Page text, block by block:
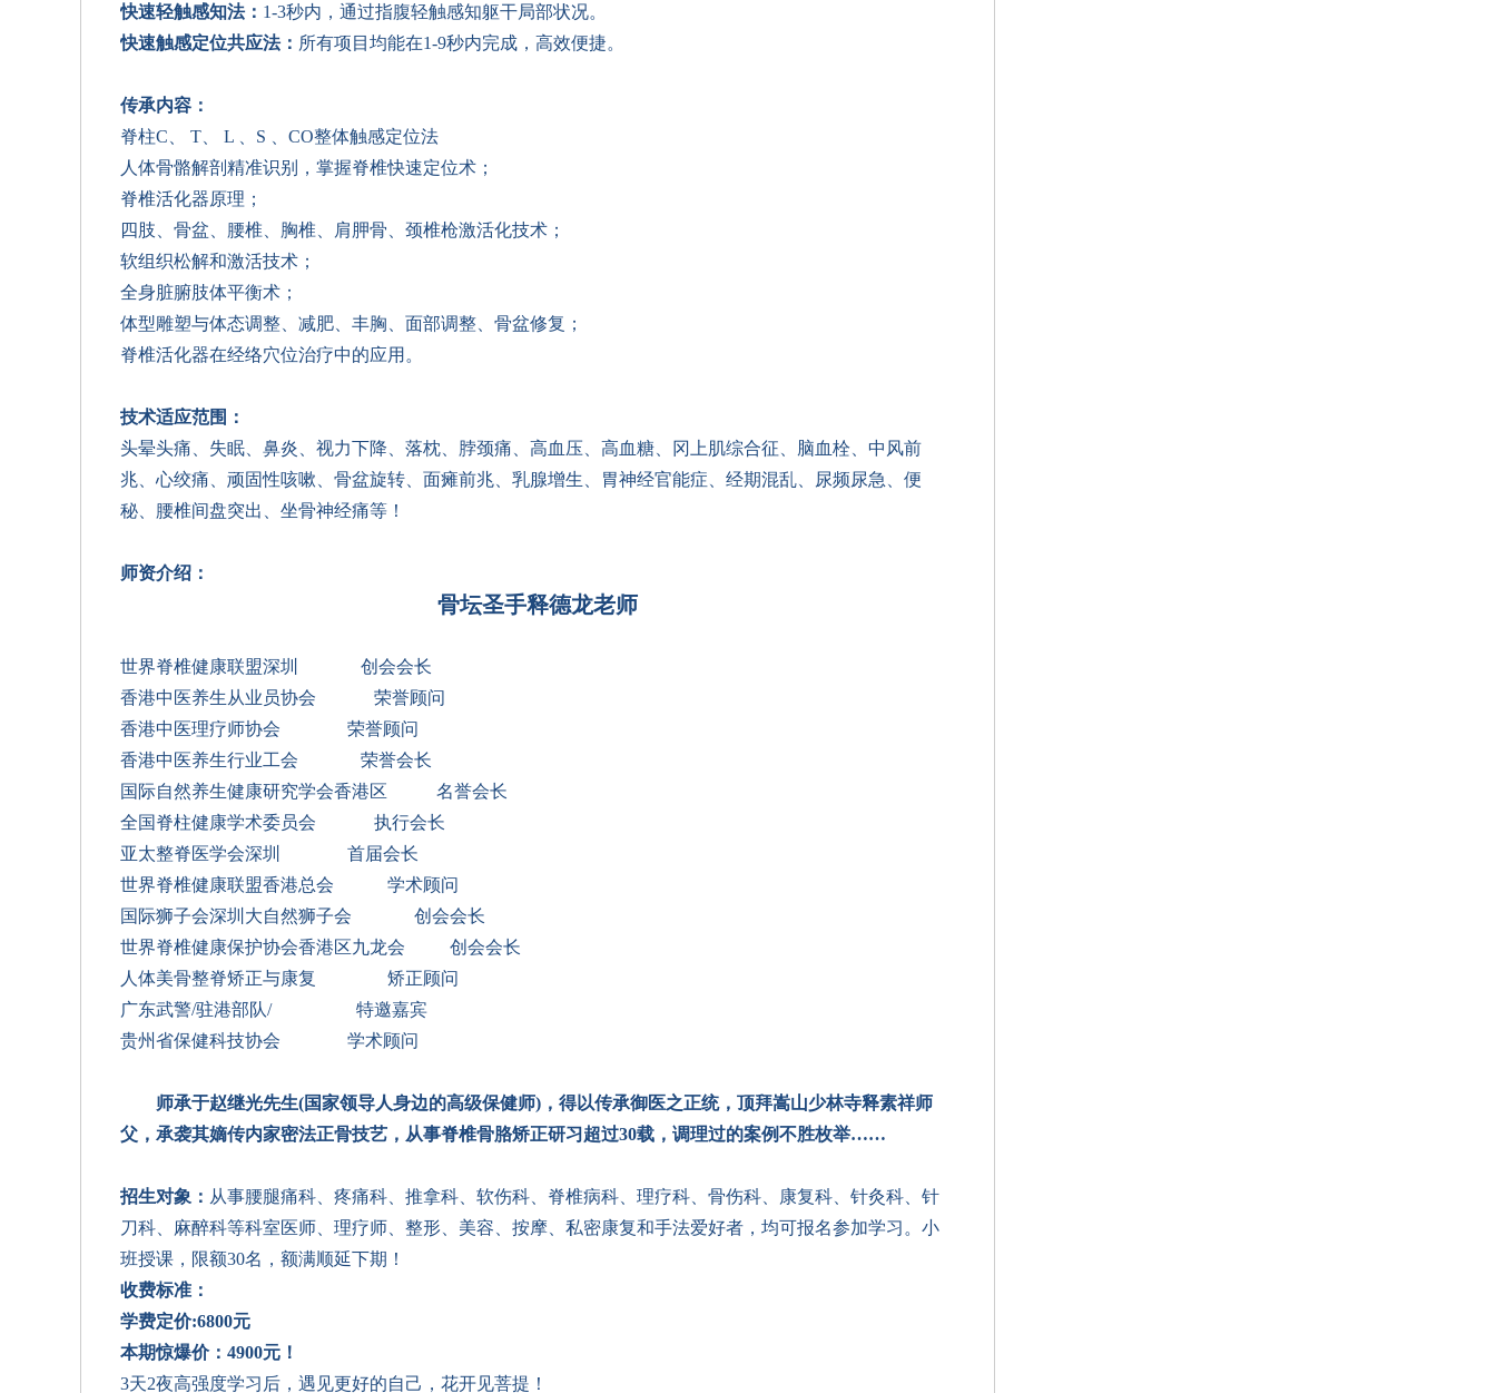
快速轻触感知法： 1-3秒内，通过指腹轻触感知躯干局部状况。
快速触感定位共应法： 所有项目均能在1-9秒内完成，高效便捷。
传承内容：
脊柱C、 T、 L 、S 、CO整体触感定位法
人体骨骼解剖精准识别，掌握脊椎快速定位术；
脊椎活化器原理；
四肢、骨盆、腰椎、胸椎、肩胛骨、颈椎枪激活化技术；
软组织松解和激活技术；
全身脏腑肢体平衡术；
体型雕塑与体态调整、减肥、丰胸、面部调整、 骨盆修复；
脊椎活化器在经络穴位治疗中的应用 。
技术适应范围：
头晕头痛、失眠、鼻炎、视力下降、落枕、脖颈痛、高血压、高血糖、冈上肌综合征、脑血栓、中风前
兆、心绞痛、顽固性咳嗽、骨盆旋转、面瘫前兆、乳腺增生、胃神经官能症、经期混乱、尿频尿急、便
秘、腰椎间盘突出、坐骨神经痛等！
师资介绍：
骨坛圣手释德龙老师
世界脊椎健康联盟深圳
创会会长
香港中医养生从业员协会
荣誉顾问
香港中医理疗师协会
荣誉顾问
香港中医养生行业工会
荣誉会长
国际自然养生健康研究学会香港区
名誉会长
全国脊柱健康学术委员会
执行会长
亚太整脊医学会深圳
首届会长
世界脊椎健康联盟香港总会
学术顾问
国际狮子会深圳大自然狮子会
创会会长
世界脊椎健康保护协会香港区九龙会
创会会长
人体美骨整脊矫正与康复
矫正顾问
广东武警/驻港部队/ 特邀嘉宾
贵州省保健科技协会
学术顾问
师承于赵继光先生(国家领导人身边的高级保健师) ， 得以传承御医之正统，顶拜嵩山少林寺释素祥师
父 ， 承袭其嫡传内家密法正骨技艺 ，从事脊椎骨胳矫正研习 超过30载 ，调理过的案例不胜枚举……
招生对象： 从事腰腿痛科、疼痛科、推拿科、软伤科、脊椎病科、理疗科、骨伤科、康复科、针灸科、针
刀科、麻醉科等科室医师、理疗师、整形、美容、按摩、私密康复和手法爱好者，均可报名参加学习。 小
班授课， 限额30名，额满顺延下期！
收费标准：
学费定价:6800元
本期惊爆价：4900元！
3天2夜高强度学习后，遇见更好的自己，花开见菩提！